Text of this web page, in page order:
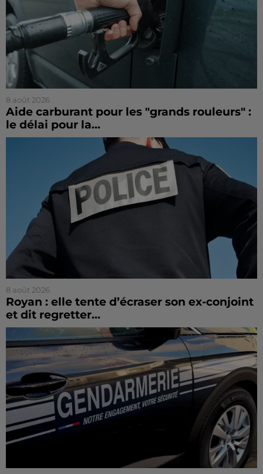
8 août 2026
Aide carburant pour les "grands rouleurs" :
le délai pour la...
8 août 2026
Royan : elle tente d’écraser son ex-conjoint
et dit regretter...